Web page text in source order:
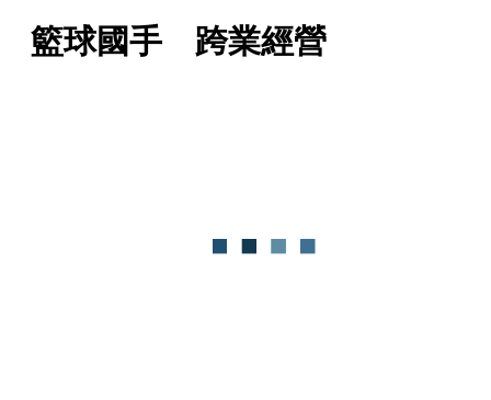
籃球國手　跨業經營